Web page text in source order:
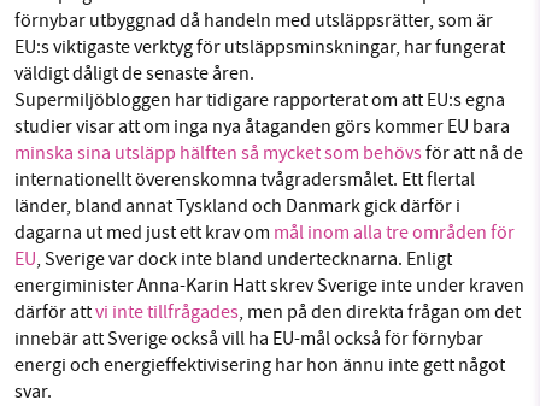
förnybar utbyggnad då handeln med utsläppsrätter, som är
EU:s viktigaste verktyg för utsläppsminskningar, har fungerat
väldigt dåligt de senaste åren.
Supermiljöbloggen har tidigare rapporterat om att EU:s egna
studier visar att om inga nya åtaganden görs kommer EU bara
minska sina utsläpp hälften så mycket som behövsför att nå de
internationellt överenskomna tvågradersmålet. Ett flertal
länder, bland annat Tyskland och Danmark gick därför i
dagarna ut med just ett krav om mål inom alla tre områden för
EU, Sverige var dock inte bland undertecknarna. Enligt
energiminister Anna-Karin Hatt skrev Sverige inte under kraven
därför attvi inte tillfrågades, men på den direkta frågan om det
innebär att Sverige också vill ha EU-mål också för förnybar
energi och energieffektivisering har hon ännu inte gett något
svar.
Läs vad vi vill göra